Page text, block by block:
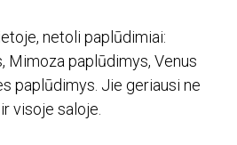
netoli paplūdimiai:
Mimoza paplūdimys, Venus
paplūdimys. Jie geriausi ne
visoje saloje.